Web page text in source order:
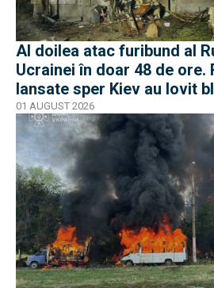
Al doilea atac furibund al
Ucrainei în doar 48 de ore.
lansate sper Kiev au lovit
01 AUGUST 2026